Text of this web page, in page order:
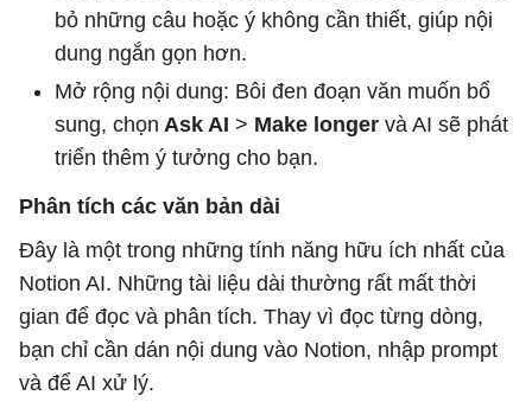
bỏ những câu hoặc ý không cần thiết, giúp nội
dung ngắn gọn hơn.
Mở rộng nội dung: Bôi đen đoạn văn muốn bổ
sung, chọn Ask AI > Make longer và AI sẽ phát
triển thêm ý tưởng cho bạn.
Phân tích các văn bản dài
Đây là một trong những tính năng hữu ích nhất của
Notion AI. Những tài liệu dài thường rất mất thời
gian để đọc và phân tích. Thay vì đọc từng dòng,
bạn chỉ cần dán nội dung vào Notion, nhập prompt
và để AI xử lý.